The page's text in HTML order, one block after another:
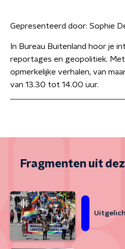
Gepresenteerd door: Sophie
In Bureau Buitenland hoor je
reportages en geopolitiek.
opmerkelijke verhalen, van
van 13.30 tot 14.00 uur.
Fragmenten uit